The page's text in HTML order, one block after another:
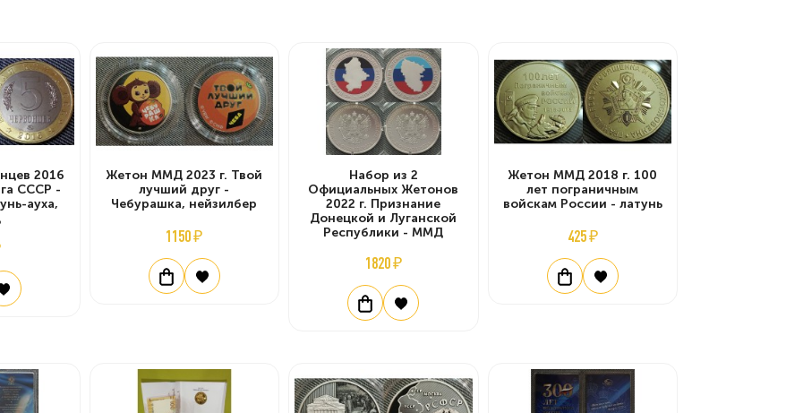
2016
СССР -
ауха,
Жетон ММД 2023 г. Твой
лучший друг -
Чебурашка, нейзилбер
1150 ₽
Набор из 2
Официальных Жетонов
2022 г. Признание
Донецкой и Луганской
Республики - ММД
1820 ₽
Жетон ММД 2018 г. 100
лет пограничным
войскам России - латунь
425 ₽